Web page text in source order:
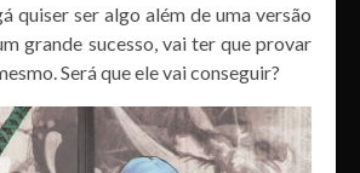
quiser ser algo além de uma versão
grande sucesso, vai ter que provar
Será que ele vai conseguir?